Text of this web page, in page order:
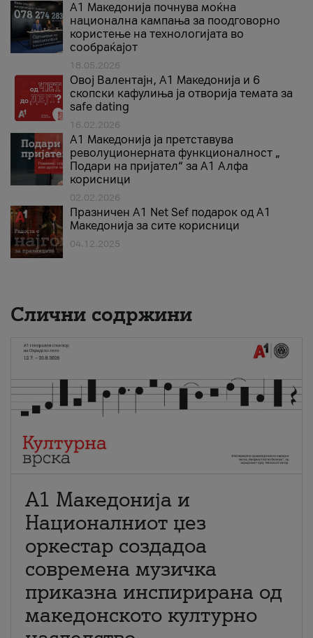
A1 Македонија почнува моќна
национална кампања за поодговорно
користење на технологијата во
сообраќајот
18.05.2026
Овој Валентајн, A1 Македонија и 6
скопски кафулиња ја отворија темата за
safe dating
16.02.2026
А1 Македонија ја претставува
револуционерната функционалност „
Подари на пријател“ за А1 Алфа
корисници
02.02.2026
Празничен A1 Net Sеf подарок од А1
Македонија за сите корисници
04.12.2025
Слични содржини
А1 Македонија и
Националниот џез
оркестар создадоа
современа музичка
приказна инспирирана од
македонското културно